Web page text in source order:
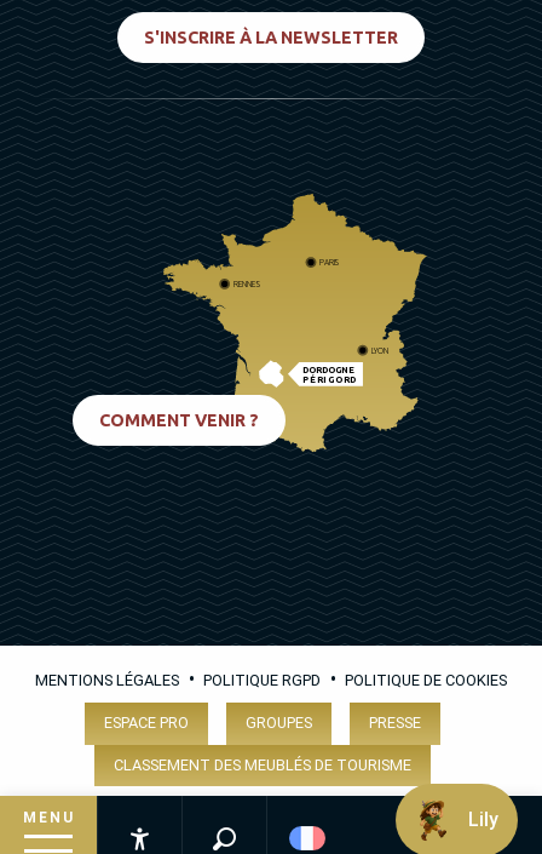
MENU
S'INSCRIRE À LA NEWSLETTER
DORDOGNE
PÉRIGORD
PARIS
RENNES
LYON
COMMENT VENIR ?
MENTIONS LÉGALES • POLITIQUE RGPD • POLITIQUE DE COOKIES
ESPACE PRO GROUPES PRESSE
CLASSEMENT DES MEUBLÉS DE TOURISME
Lily